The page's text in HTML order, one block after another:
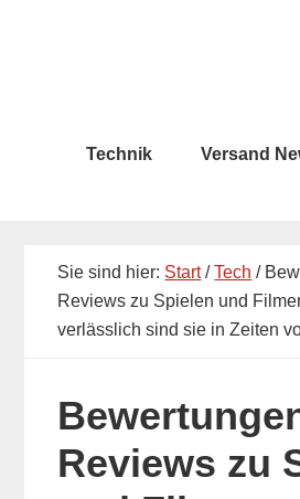
Technik Versand
Sie sind hier: Start/Tech /
Reviews zu Spielen und
verlässlich sind sie in Zeiten
Reviews zu